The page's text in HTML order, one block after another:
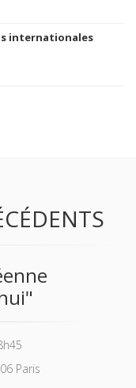
internationales
Paris